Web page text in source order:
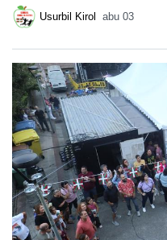
Usurbil Kirol abu 03